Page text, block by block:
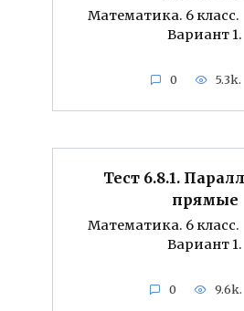
Математика. 6
Вариант 1.
0 5.3k.
Тест 6.8.1.
прямые
Математика. 6
Вариант 1.
0 9.6k.